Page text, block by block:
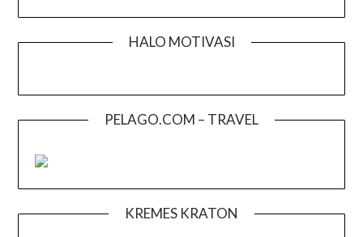
HALO MOTIVASI
PELAGO.COM – TRAVEL
KREMES KRATON